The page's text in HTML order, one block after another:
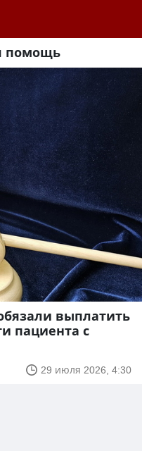
помощь
выплатить
пациента с
29 июля 2026, 4:30